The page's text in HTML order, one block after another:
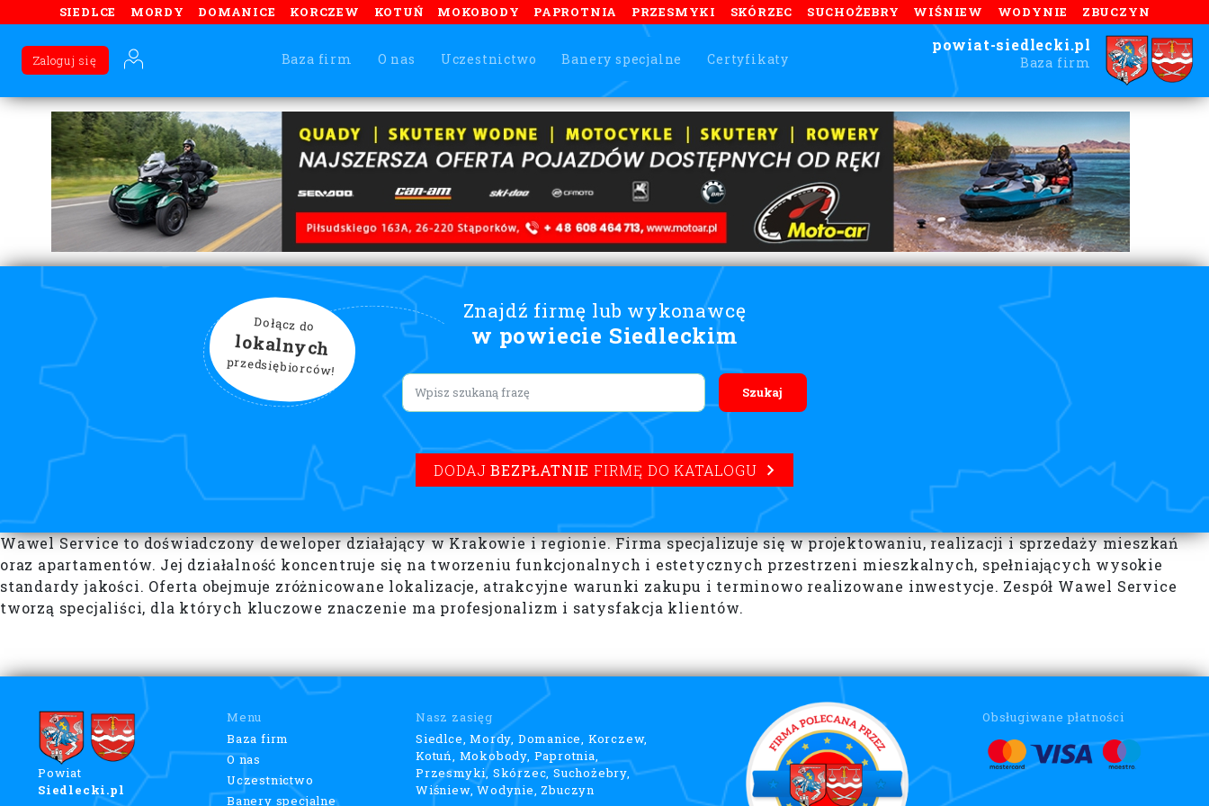
SIEDLCE MORDY DOMANICE KORCZEW KOTUŃ MOKOBODY PAPROTNIA PRZESMYKI SKÓRZEC SUCHOŻEBRY WIŚNIEW WODYNIE ZBUCZYN
Baza firm O nas Uczestnictwo Banery specjalne Certyfikaty
Zaloguj się
powiat-siedlecki.pl
Baza firm
Znajdź firmę lub wykonawcę
w powiecie Siedleckim
Dołącz do
lokalnych
przedsiębiorców!
Lorem ipsum
DODAJBEZPŁATNIE FIRMĘ DO KATALOGU
Wawel Service to doświadczony deweloper działający w Krakowie i regionie. Firma specjalizuje się w projektowaniu, realizacji i sprzedaży mieszkań
oraz apartamentów. Jej działalność koncentruje się na tworzeniu funkcjonalnych i estetycznych przestrzeni mieszkalnych, spełniających wysokie
standardy jakości. Oferta obejmuje zróżnicowane lokalizacje, atrakcyjne warunki zakupu i terminowo realizowane inwestycje. Zespół Wawel Service
tworzą specjaliści, dla których kluczowe znaczenie ma profesjonalizm i satysfakcja klientów.
Powiat
Siedlecki.pl
Menu
Baza firm
O nas
Uczestnictwo
Banery specjalne
Nasz zasięg
Siedlce, Mordy, Domanice, Korczew,
Kotuń, Mokobody, Paprotnia,
Przesmyki, Skórzec, Suchożebry,
Wiśniew, Wodynie, Zbuczyn
Obsługiwane płatności